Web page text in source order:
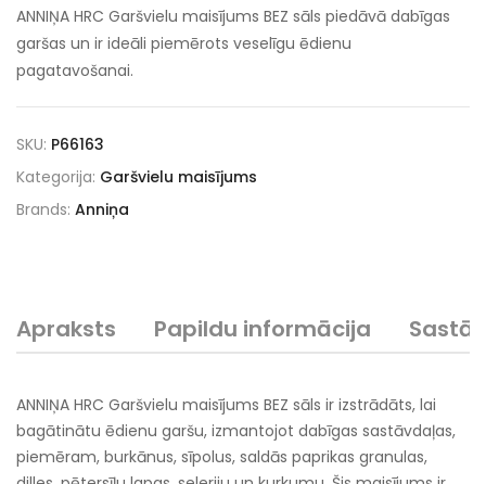
ANNIŅA HRC Garšvielu maisījums BEZ sāls piedāvā dabīgas
garšas un ir ideāli piemērots veselīgu ēdienu
pagatavošanai.
SKU: P66163
Kategorija: Garšvielu maisījums
Brands: Anniņa
Apraksts Papildu informācija
ANNIŅA HRC Garšvielu maisījums BEZ sāls ir izstrādāts, lai
bagātinātu ēdienu garšu, izmantojot dabīgas sastāvdaļas,
piemēram, burkānus, sīpolus, saldās paprikas granulas,